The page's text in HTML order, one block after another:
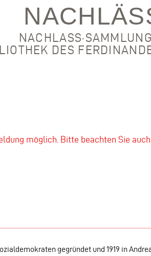
DES
möglich. Bitte beachten Sie
gegründet und 1919 in